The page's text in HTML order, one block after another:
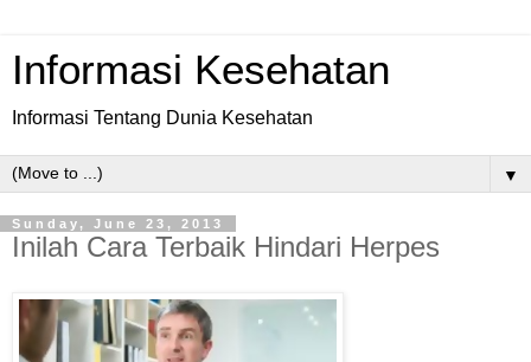
Informasi Kesehatan
Informasi Tentang Dunia Kesehatan
▼
Sunday, June 23, 2013
Inilah Cara Terbaik Hindari Herpes